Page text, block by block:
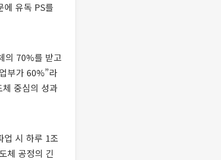
에 유독 PS를
의 70%를 받고
부가 60%”라
중심의 성과
업 시 하루 1조
체 공정의 긴